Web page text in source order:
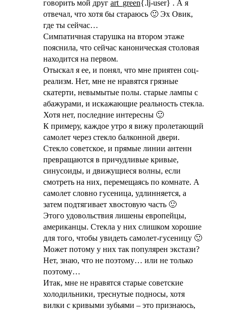
говорить мой друг art_green{.lj-user} . А я
отвечал, что хотя бы стараюсь 🙂 Эх Овик,
где ты сейчас…
Симпатичная старушка на втором этаже
пояснила, что сейчас каноническая столовая
находится на первом.
Отыскал я ее, и понял, что мне приятен соц-
реализм. Нет, мне не нравятся грязные
скатерти, невымытые полы. старые лампы с
абажурами, и искажающие реальность стекла.
Хотя нет, последние интересны 🙂
К примеру, каждое утро я вижу пролетающий
самолет через стекло балконной двери.
Стекло советское, и прямые линии антенн
превращаются в причудливые кривые,
синусоиды, и движущиеся волны, если
смотреть на них, перемещаясь по комнате. А
самолет словно гусеница, удлинняется, а
затем подтягивает хвостовую часть 🙂
Этого удовольствия лишены европейцы,
американцы. Стекла у них слишком хорошие
для того, чтобы увидеть самолет-гусеницу 🙂
Может потому у них так популярен экстази?
Нет, знаю, что не поэтому… или не только
поэтому…
Итак, мне не нравятся старые советские
холодильники, треснутые подносы, хотя
вилки с кривыми зубьями – это признаюсь,